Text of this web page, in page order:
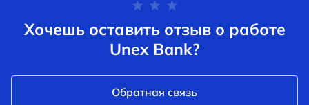
Хочешь оставить отзыв о работе
Unex Bank?
Обратная связь